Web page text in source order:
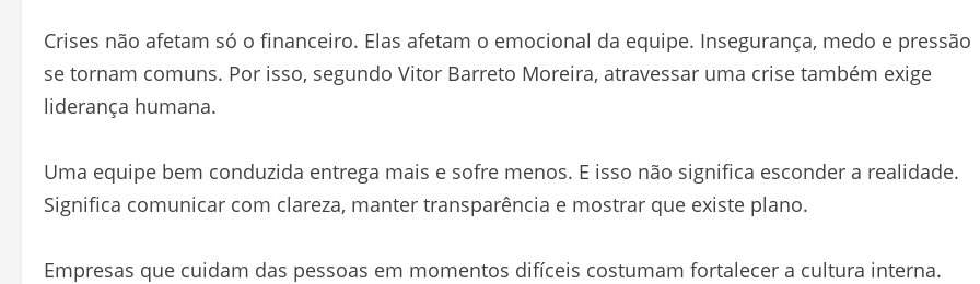
Crises não afetam só o financeiro. Elas afetam o emocional da equipe. Insegurança, medo e pressão
se tornam comuns. Por isso, segundo Vitor Barreto Moreira, atravessar uma crise também exige
liderança humana.
Uma equipe bem conduzida entrega mais e sofre menos. E isso não significa esconder a realidade.
Significa comunicar com clareza, manter transparência e mostrar que existe plano.
Empresas que cuidam das pessoas em momentos difíceis costumam fortalecer a cultura interna.